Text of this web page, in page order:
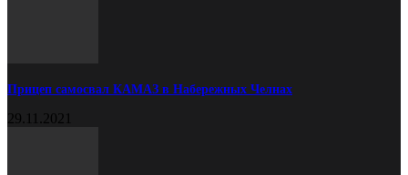
Прицеп самосвал КАМАЗ в Набережных Челнах
29.11.2021